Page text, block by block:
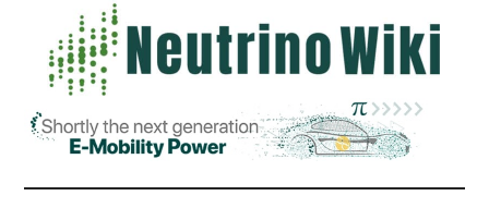
secondary
Hauptsidebar
springen
Fußzeile
springen